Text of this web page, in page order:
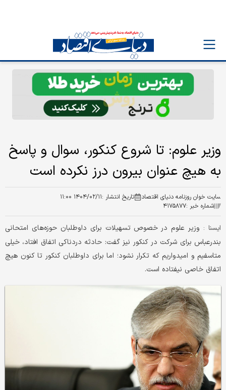
وزیر علوم: تا شروع کنکور، سوال و پاسخ
به هیچ عنوان بیرون درز نکرده است
سایت خوان روزنامه دنیای اقتصاد تاریخ انتشار :۱۴۰۴/۰۲/۱۱ ۱۱:۰۰
شماره خبر :۴۱۷۵۸۷۷
ایسنا : وزیر علوم در خصوص تسهیلات برای داوطلبان حوزه‌های امتحانی
بندرعباس برای شرکت در کنکور نیز گفت: حادثه دردناکی اتفاق افتاد، خیلی
متاسفیم و امیدواریم که تکرار نشود؛ اما برای داوطلبان کنکور تا کنون هیچ
اتفاق خاصی نیفتاده است.